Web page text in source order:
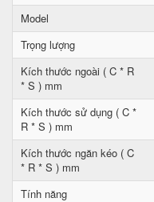
Model
Trọng lượng
Kích thước ngoài ( C * R
* S ) mm
Kích thước sử dụng ( C *
R * S ) mm
Kích thước ngăn kéo ( C
* R * S ) mm
Tính năng